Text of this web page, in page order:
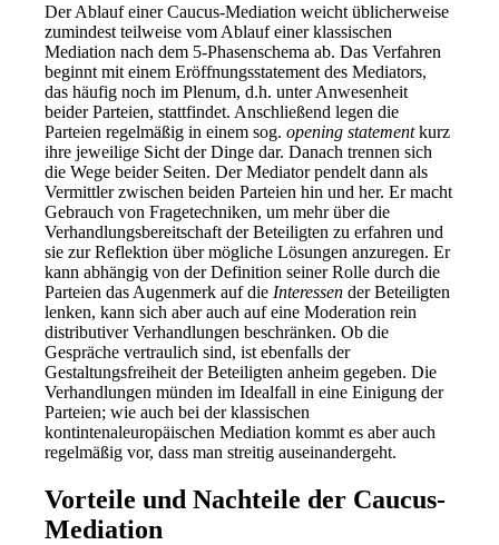
Der Ablauf einer Caucus-Mediation weicht üblicherweise
zumindest teilweise vom Ablauf einer klassischen
Mediation nach dem 5-Phasenschema ab. Das Verfahren
beginnt mit einem Eröffnungsstatement des Mediators,
das häufig noch im Plenum, d.h. unter Anwesenheit
beider Parteien, stattfindet. Anschließend legen die
Parteien regelmäßig in einem sog.opening statementkurz
ihre jeweilige Sicht der Dinge dar. Danach trennen sich
die Wege beider Seiten. Der Mediator pendelt dann als
Vermittler zwischen beiden Parteien hin und her. Er macht
Gebrauch von Fragetechniken, um mehr über die
Verhandlungsbereitschaft der Beteiligten zu erfahren und
sie zur Reflektion über mögliche Lösungen anzuregen. Er
kann abhängig von der Definition seiner Rolle durch die
Parteien das Augenmerk auf die Interessender Beteiligten
lenken, kann sich aber auch auf eine Moderation rein
distributiver Verhandlungen beschränken. Ob die
Gespräche vertraulich sind, ist ebenfalls der
Gestaltungsfreiheit der Beteiligten anheim gegeben. Die
Verhandlungen münden im Idealfall in eine Einigung der
Parteien; wie auch bei der klassischen
kontintenaleuropäischen Mediation kommt es aber auch
regelmäßig vor, dass man streitig auseinandergeht.
Vorteile und Nachteile der Caucus-
Mediation